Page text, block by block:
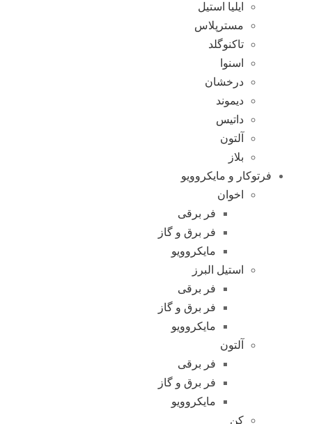
ایلیا استیل
مسترپلاس
تاکنوگلد
اسنوا
درخشان
دیموند
داتیس
آلتون
بلاز
فرتوکار و مایکروویو
اخوان
فر برقی
فر برق و گاز
مایکروویو
استیل البرز
فر برقی
فر برق و گاز
مایکروویو
آلتون
فر برقی
فر برق و گاز
مایکروویو
کن